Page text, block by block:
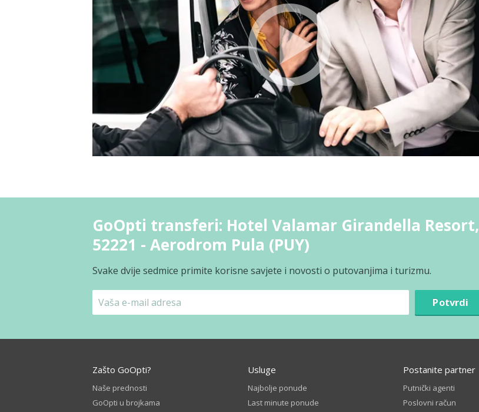
GoOpti transferi: Hotel Valamar Girandella Resort,
52221 - Aerodrom Pula (PUY)
Svake dvije sedmice primite korisne savjete i novosti o putovanjima i turizmu.
Potvrdi
Zašto GoOpti?
Naše prednosti
GoOpti u brojkama
Usluge
Najbolje ponude
Last minute ponude
Postanite partner
Putnički agenti
Poslovni račun